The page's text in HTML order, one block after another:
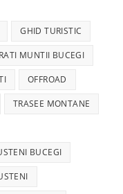
GHID TURISTIC
MUNTII BUCEGI
OFFROAD
TRASEE MONTANE
BUCEGI